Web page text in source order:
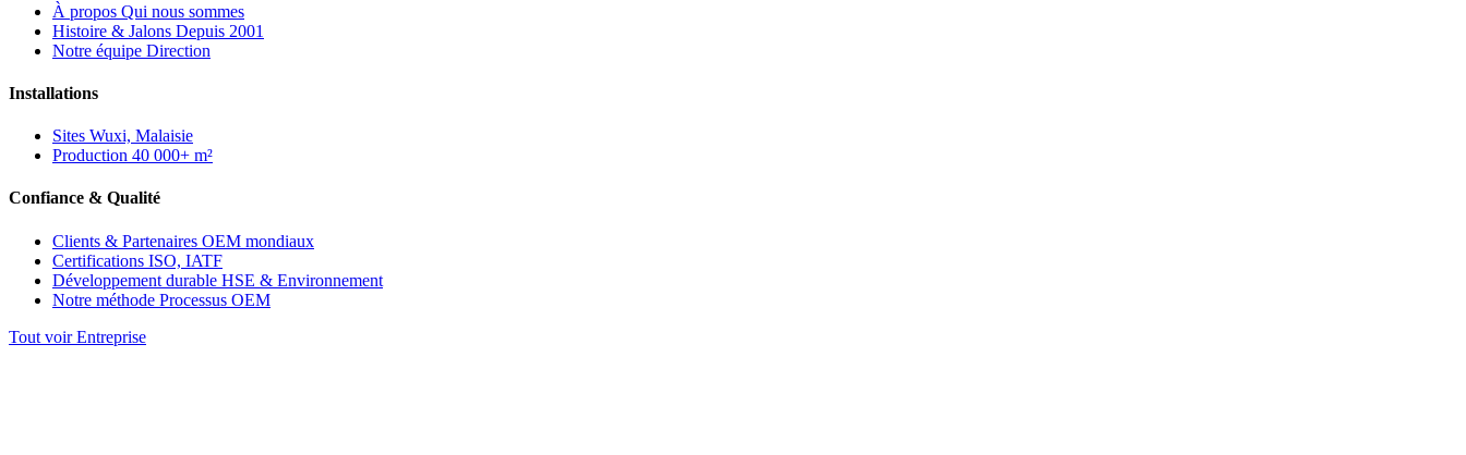
À propos Qui nous sommes
Histoire & Jalons Depuis 2001
Notre équipe Direction
Installations
Sites Wuxi, Malaisie
Production 40 000+ m²
Confiance & Qualité
Clients & Partenaires OEM mondiaux
Certifications ISO, IATF
Développement durable HSE & Environnement
Notre méthode Processus OEM
Tout voir Entreprise